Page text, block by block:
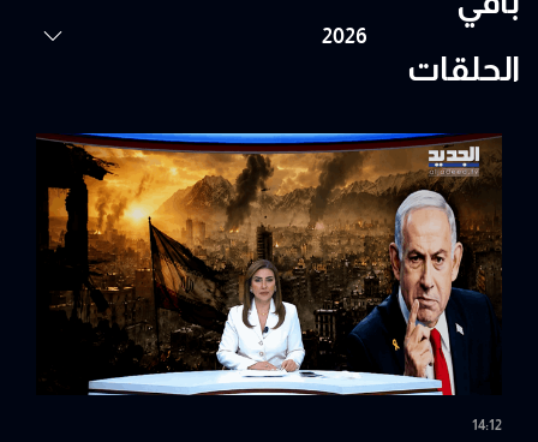
الحلقات
14:12